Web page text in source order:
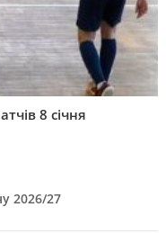
8 січня
2026/27